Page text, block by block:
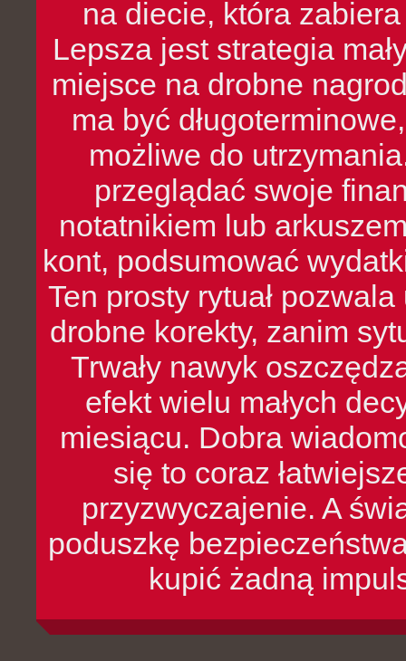
na diecie, która
Lepsza jest strategia
miejsce na drobne
ma być
możliwe do
przeglądać swoje
notatnikiem lub
kont, podsumować
Ten prosty rytuał
drobne korekty, zanim
Trwały nawyk
efekt wielu małych
miesiącu. Dobra
się to coraz
przyzwyczajenie. A
poduszkę
kupić żadną